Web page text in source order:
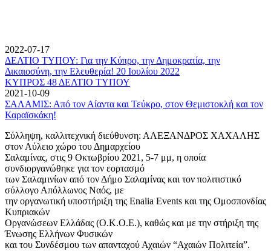
2022-07-17
ΔΕΛΤΙΟ ΤΥΠΟΥ: Για την Κύπρο, την Δημοκρατία, την
Δικαιοσύνη, την Ελευθερία! 20 Ιουλίου 2022
ΚΥΠΡΟΣ 48 ΔΕΛΤΙΟ ΤΥΠΟΥ
2021-10-09
ΣΑΛΑΜΙΣ: Από τον Αίαντα και Τεύκρο, στον Θεμιστοκλή και τον
Καραϊσκάκη!
Σύλληψη, καλλιτεχνική διεύθυνση: ΑΛΕΞΑΝΔΡΟΣ ΧΑΧΑΛΗΣ
στον Αύλειο χώρο του Δημαρχείου
Σαλαμίνας, στις 9 Οκτωβρίου 2021, 5-7 μμ, η οποία
συνδιοργανώθηκε για τον εορτασμό
των Σαλαμινίων από τον Δήμο Σαλαμίνας και τον πολιτιστικό
σύλλογο Απόλλωνος Ναός, με
την οργανωτική υποστήριξη της Enalia Events και της Ομοσπονδίας
Κυπριακών
Οργανώσεων Ελλάδας (Ο.Κ.Ο.Ε.), καθώς και με την στήριξη της
Ένωσης Ελλήνων Φυσικών
και του Συνδέσμου των απανταχού Αχαιών “Αχαιών Πολιτεία”.